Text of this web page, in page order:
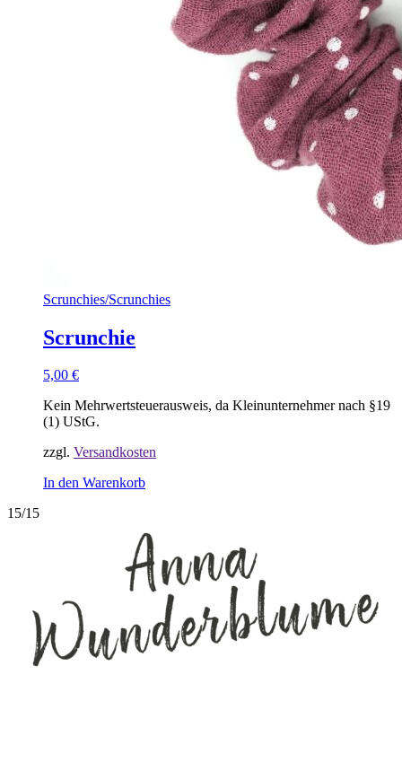
Scrunchies/Scrunchies
Scrunchie
5,00 €
Kein Mehrwertsteuerausweis, da Kleinunternehmer nach §19
(1) UStG.
zzgl. Versandkosten
In den Warenkorb
15/15